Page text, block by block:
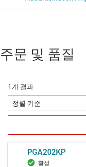
주문 및 품질